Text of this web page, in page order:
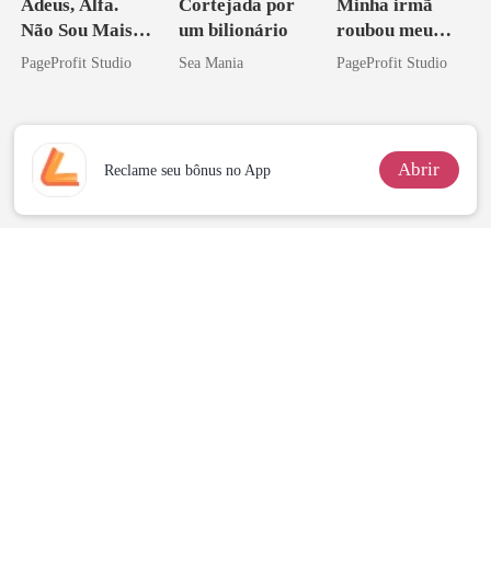
Adeus, Alfa.
Não Sou Mais
Sua Bolsa de
PageProfit Studio
Cortejada por
um bilionário
Sea Mania
Minha irmã
roubou meu
companheiro e
PageProfit Studio
Reclame seu bônus no App Abrir